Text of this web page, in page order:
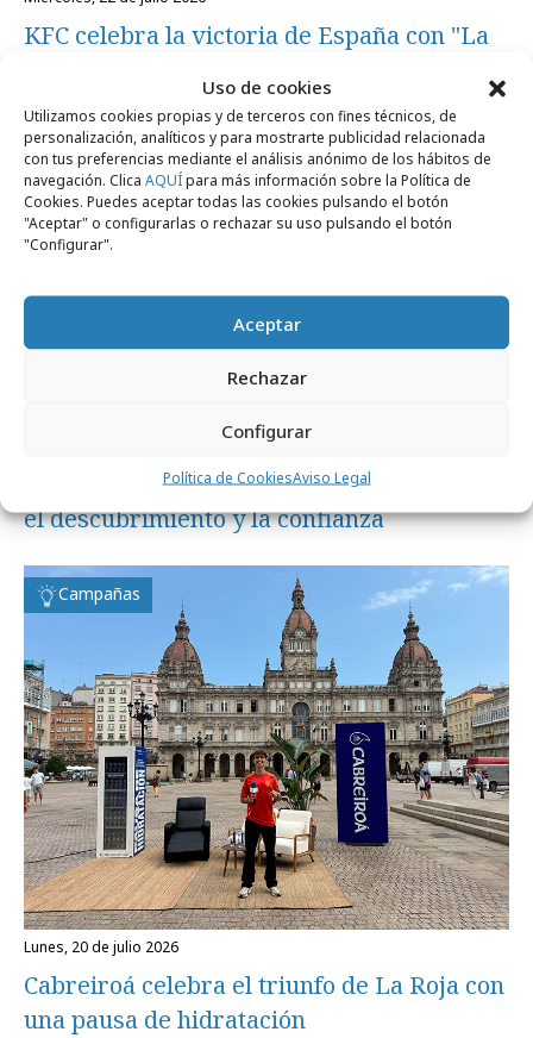
Uso de cookies
Utilizamos cookies propias y de terceros con fines técnicos, de
personalización, analíticos y para mostrarte publicidad relacionada
con tus preferencias mediante el análisis anónimo de los hábitos de
navegación. Clica AQUÍpara más información sobre la Política de
Cookies. Puedes aceptar todas las cookies pulsando el botón
"Aceptar" o configurarlas o rechazar su uso pulsando el botón
"Configurar".
Aceptar
Rechazar
Configurar
Política de CookiesAviso Legal
KFC celebra la victoria de España con "La
Formación y estudios
Patrocinar el Mundial dispara el recuerdo,
el descubrimiento y la confianza
Campañas
lunes, 20 de julio 2026
Cabreiroá celebra el triunfo de La Roja con
una pausa de hidratación